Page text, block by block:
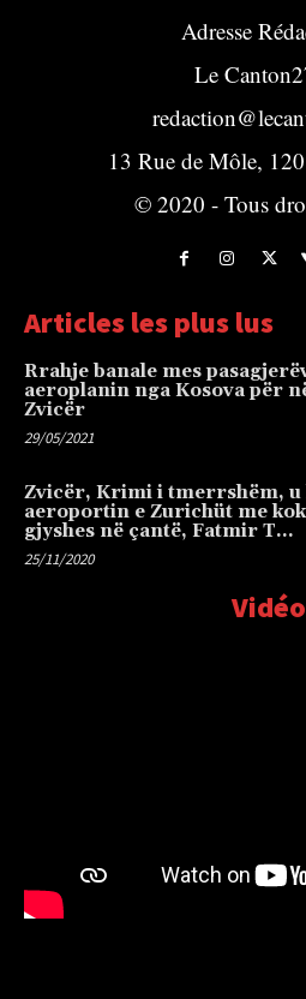
Adresse
Le
13 Rue de Môle,
© 2020 - Tous
Articles les plus lus
Rrahje banale mes
aeroplanin nga Kosova për
Zvicër
29/05/2021
Zvicër, Krimi i tmerrshëm, u
aeroportin e Zurichüt me
gjyshes në çantë, Fatmir T…
25/11/2020
Vidéo